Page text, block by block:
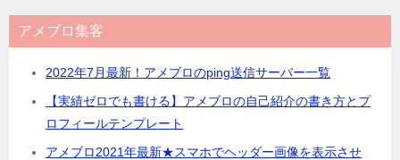
アメブロ集客
2022年7月最新！アメブロのping送信サーバー一覧
【実績ゼロでも書ける】アメブロの自己紹介の書き方とプ
ロフィールテンプレート
アメブロ2021年最新★スマホでヘッダー画像を表示させ